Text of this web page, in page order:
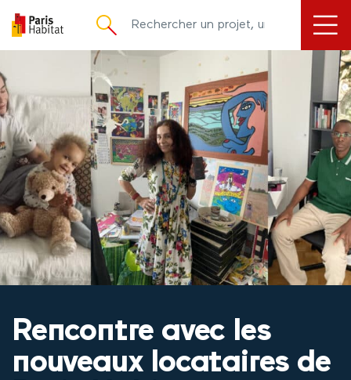
principal
Rencontre avec les
nouveaux locataires de